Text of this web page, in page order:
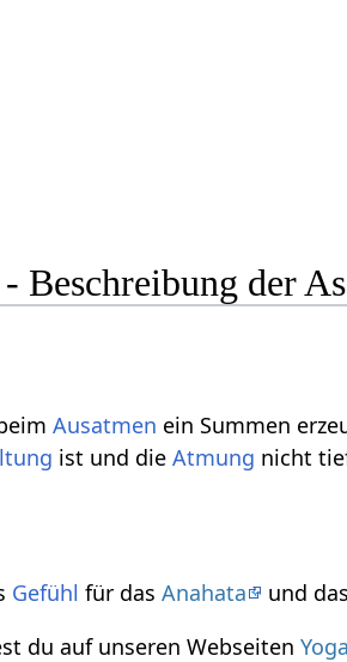
der
Ausatmen ein Summen
ist und dieAtmung nicht
Gefühl für dasAnahata und
du auf unseren Webseiten